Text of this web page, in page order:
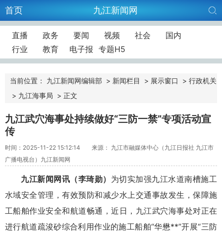
首页 九江新闻网
直播 政务 要闻 视频 社会
国内
行业
教育 电子报 专题H5
当前位置： 九江新闻网编辑部 > 新闻栏目 > 展示窗口 > 行政机关
> 九江海事局 > 正文
九江武穴海事处持续做好“三防一禁”专项活动宣
传
时间：2025-11-22 15:12:14
来源： 九江市融媒体中心（九江日报社 九江市
广播电视台）九江新闻网
九江新闻网讯（李琦勋） 为切实加强九江水道南槽施工
水域安全管理，有效预防和减少水上交通事故发生，保障施
工船舶作业安全和航道畅通，近日，九江武穴海事处对正在
进行航道疏浚砂综合利用作业的施工船舶“华懋**”开展“三防